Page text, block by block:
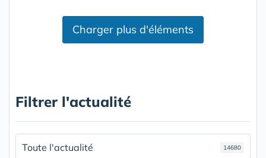
Charger plus d'éléments
Filtrer l'actualité
Toute l'actualité 14680